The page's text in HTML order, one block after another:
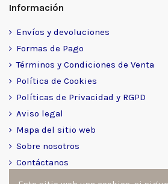
Información
Envíos y devoluciones
Formas de Pago
Términos y Condiciones de Venta
Política de Cookies
Políticas de Privacidad y RGPD
Aviso legal
Mapa del sitio web
Sobre nosotros
Contáctanos